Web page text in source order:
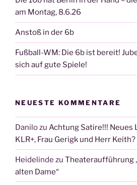
am Montag, 8.6.26
Anstoß in der 6b
Fußball-WM: Die 6b ist bereit!
sich auf gute Spiele!
NEUESTE KOMMENTARE
Danilozu Achtung Satire!!! Neues
KLR+, Frau Gerigk und Herr Keith?
Heidelinde zu Theateraufführung
alten Dame“